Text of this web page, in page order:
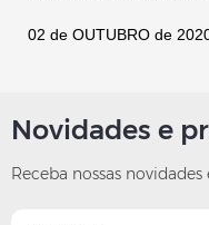
02 de OUTUBRO de
Novidades e
Receba nossas